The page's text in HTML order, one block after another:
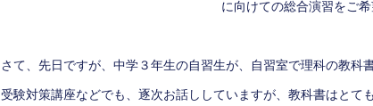
に向けての総合演習をご
さて、先日ですが、中学３年生の自習生が、自習室で理科の教科
受験対策講座などでも、逐次お話ししていますが、教科書はとて